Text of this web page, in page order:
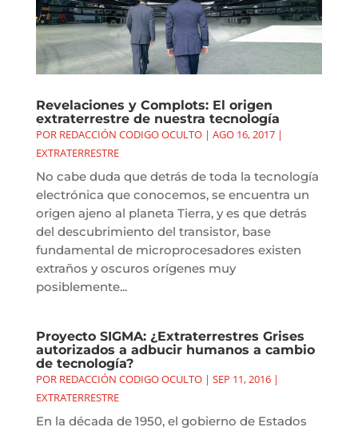
Revelaciones y Complots: El origen
extraterrestre de nuestra tecnología
POR REDACCIÓN CODIGO OCULTO| AGO 16, 2017|
EXTRATERRESTRE
No cabe duda que detrás de toda la tecnología
electrónica que conocemos, se encuentra un
origen ajeno al planeta Tierra, y es que detrás
del descubrimiento del transistor, base
fundamental de microprocesadores existen
extraños y oscuros orígenes muy
posiblemente...
Proyecto SIGMA: ¿Extraterrestres Grises
autorizados a adbucir humanos a cambio
de tecnología?
POR REDACCIÓN CODIGO OCULTO| SEP 11, 2016|
EXTRATERRESTRE
En la década de 1950, el gobierno de Estados